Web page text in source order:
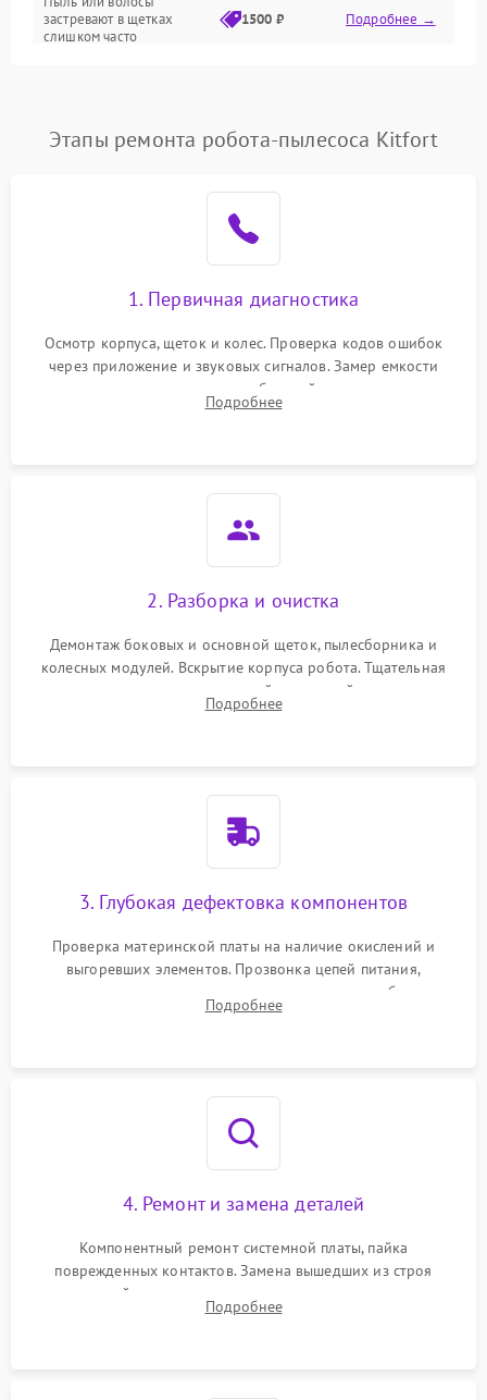
Программные сбои
застревают в щетках
слишком часто
1500 ₽ Подробнее →
Этапы ремонта робота-пылесоса Kitfort
1. Первичная диагностика
Осмотр корпуса, щеток и колес. Проверка кодов ошибок
через приложение и звуковых сигналов. Замер емкости
аккумулятора и тестирование базовой станции зарядки.
Оценка работы лидара, бампера и датчиков падения для
Подробнее
2. Разборка и очистка
Демонтаж боковых и основной щеток, пылесборника и
колесных модулей. Вскрытие корпуса робота. Тщательная
очистка внутренних полостей, шестерней и плат от
скопившейся пыли, волос и шерсти животных с
Подробнее
3. Глубокая дефектовка компонентов
Проверка материнской платы на наличие окислений и
выгоревших элементов. Прозвонка цепей питания,
тестирование приводных моторов колес и турбины
всасывания. Оценка состояния оптических и инфракрасных
Подробнее
4. Ремонт и замена деталей
Компонентный ремонт системной платы, пайка
поврежденных контактов. Замена вышедших из строя
двигателей, изношенного аккумулятора, неисправного
лидара или помпы подачи воды. Восстановление шлейфов и
Подробнее